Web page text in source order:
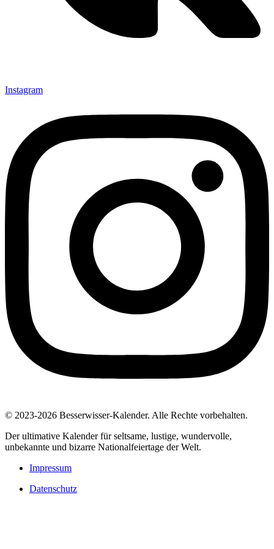
Instagram
© 2023-2026 Besserwisser-Kalender. Alle Rechte vorbehalten.
Der ultimative Kalender für seltsame, lustige, wundervolle,
unbekannte und bizarre Nationalfeiertage der Welt.
Impressum
Datenschutz